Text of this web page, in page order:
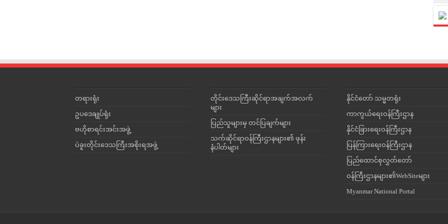
တရားရုံး
ဥပဒေချုပ်ရုံး
ဗဟိုစာရင်းအင်းအဖွဲ့
ပဲခူးတိုင်းဒေသကြီးအစိုးရအဖွဲ့
တိုင်းဒေသကြီးဆိုင်ရာအချက်အလက်
များ
ပြည်သူများမှ တင်ပြချက်များ
သက်ဆိုင်ရာဝန်ကြီးဌာနများ၏ ဖုန်း
နံပါတ်များ
နိုင်ငံတော် သမ္မတရုံး
ကာကွယ်ရေးဝန်ကြီးဌာန
နိုင်ငံခြားရေးဝန်ကြီးဌာန
ပြန်ကြားရေးဝန်ကြီးဌာန
ပြည်ထောင်စုလွှတ်တော်
ဝန်ကြီးဌာနများ၏WebSiteများ
Myanmar National Portal